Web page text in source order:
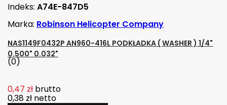
Indeks: A74E-847D5
Marka: Robinson Helicopter Company
NAS1149F0432P AN960-416L PODKŁADKA ( WASHER ) 1/4"
0.500" 0.032"
(0)
0,47 zł brutto
0,38 zł netto